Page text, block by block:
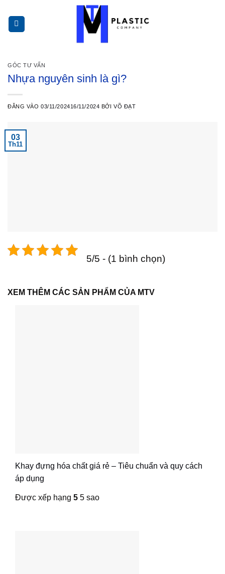
qua
nội
GÓC TƯ VẤN
Nhựa nguyên sinh là gì?
ĐĂNG VÀO03/11/202416/11/2024 BỞIVÕ ĐẠT
03
Th11
5/5 - (1 bình chọn)
XEM THÊM CÁC SẢN PHẨM CỦA MTV
Khay đựng hóa chất giá rẻ – Tiêu chuẩn và quy cách
áp dụng
Được xếp hạng 5 5 sao